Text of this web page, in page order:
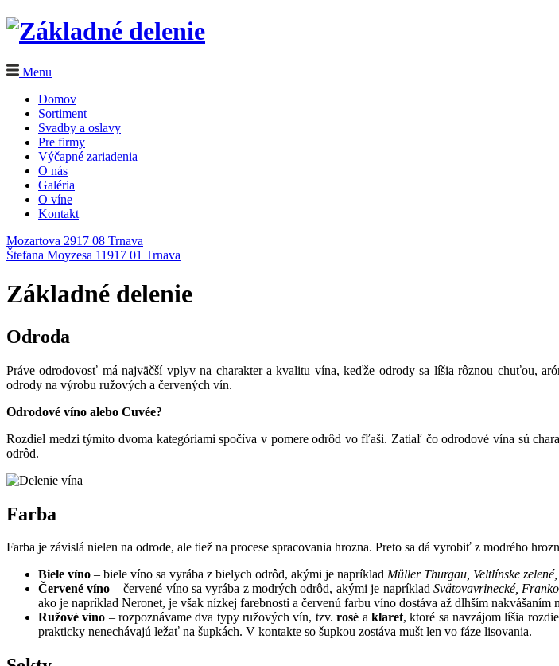
Menu
Domov
Sortiment
Svadby a oslavy
Pre firmy
Výčapné zariadenia
O nás
Galéria
O víne
Kontakt
Mozartova 2917 08 Trnava
Štefana Moyzesa 11917 01 Trnava
Základné delenie
Odroda
Práve odrodovosť má najväčší vplyv na charakter a kvalitu vína, keďže odrody sa líšia rôznou chuťou,
odrody na výrobu ružových a červených vín.
Odrodové víno alebo Cuvée?
Rozdiel medzi týmito dvoma kategóriami spočíva v pomere odrôd vo fľaši. Zatiaľ čo odrodové vína sú
odrôd.
Farba
Farba je závislá nielen na odrode, ale tiež na procese spracovania hrozna. Preto sa dá vyrobiť z modrého
Biele víno – biele víno sa vyrába z bielych odrôd, akými je napríklad Müller Thurgau, Veltlínske
Červené víno – červené víno sa vyrába z modrých odrôd, akými je napríkladSvätovavrinecké,
ako je napríklad Neronet, je však nízkej farebnosti a červenú farbu víno dostáva až dlhším nakvášaním
Ružové víno – rozpoznávame dva typy ružových vín, tzv.rosé a klaret, ktoré sa navzájom líšia
prakticky nenechávajú ležať na šupkách. V kontakte so šupkou zostáva mušt len vo fáze lisovania.